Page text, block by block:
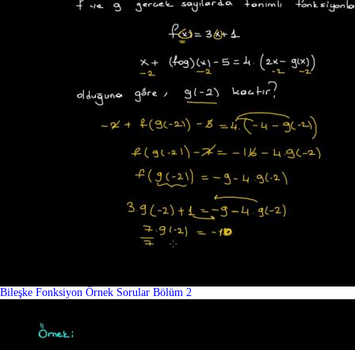
Bileşke Fonksiyon Örnek Sorular Bölüm 2